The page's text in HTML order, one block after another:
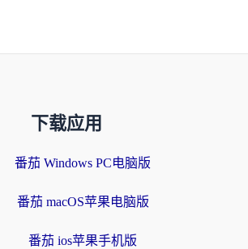
下载应用
番茄 Windows PC电脑版
番茄 macOS苹果电脑版
番茄 ios苹果手机版